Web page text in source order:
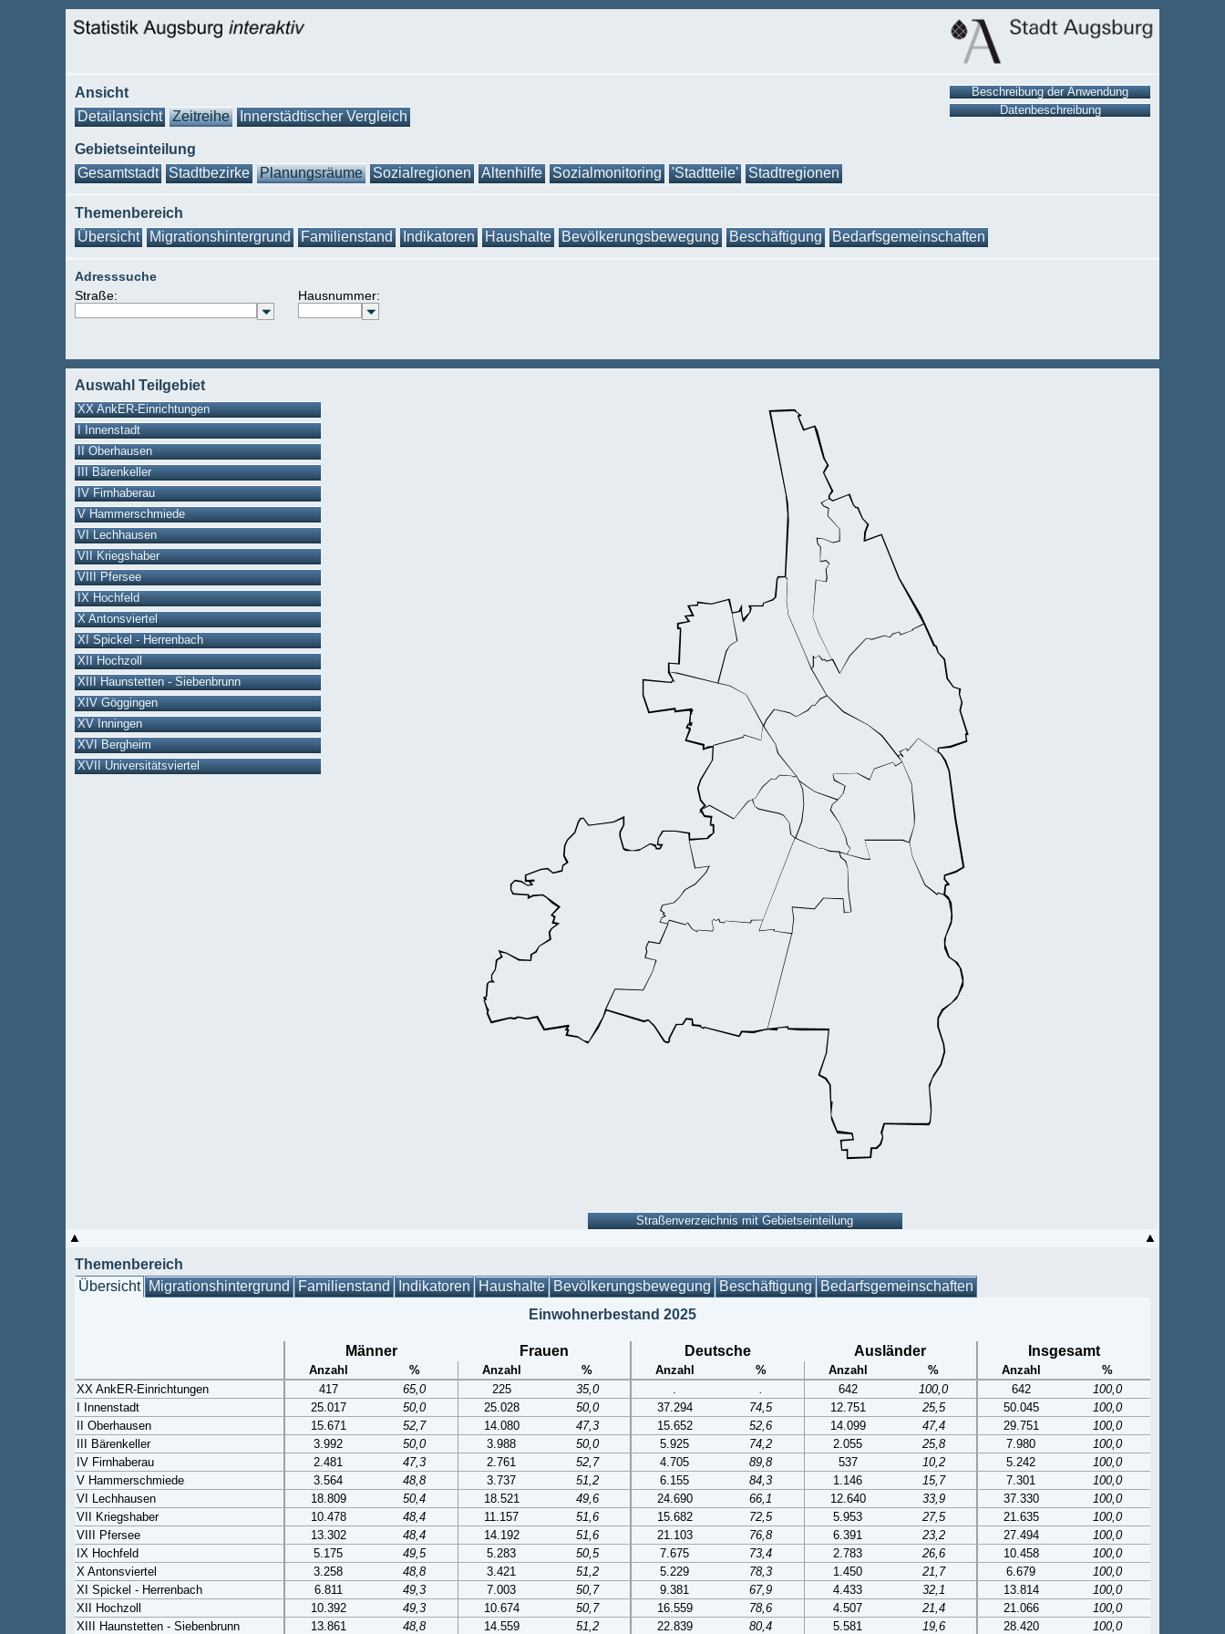
Ansicht
Detailansicht
Zeitreihe Innerstädtischer Vergleich
Gebietseinteilung
Gesamtstadt
Stadtbezirke Planungsräume Sozialregionen Altenhilfe Sozialmonitoring 'Stadtteile' Stadtregionen
Themenbereich
Übersicht
Migrationshintergrund Familienstand Indikatoren Haushalte Bevölkerungsbewegung Beschäftigung Bedarfsgemeinschaften
Adresssuche
Straße:
Hausnummer:
Auswahl Teilgebiet
XX AnkER-Einrichtungen
I Innenstadt
II Oberhausen
III Bärenkeller
IV Firnhaberau
V Hammerschmiede
VI Lechhausen
VII Kriegshaber
VIII Pfersee
IX Hochfeld
X Antonsviertel
XI Spickel - Herrenbach
XII Hochzoll
XIII Haunstetten - Siebenbrunn
XIV Göggingen
XV Inningen
XVI Bergheim
XVII Universitätsviertel
Themenbereich
Übersicht Migrationshintergrund Familienstand Indikatoren Haushalte Bevölkerungsbewegung Beschäftigung Bedarfsgemeinschaften
Einwohnerbestand 2025
Männer Frauen Deutsche Ausländer Insgesamt
Anzahl % Anzahl % Anzahl % Anzahl % Anzahl
%
XX AnkER-Einrichtungen
417 65,0 225 35,0 . . 642 100,0 642
100,0
I Innenstadt
25.017 50,0 25.028 50,0 37.294 74,5 12.751 25,5 50.045
100,0
II Oberhausen
15.671 52,7 14.080 47,3 15.652 52,6 14.099 47,4 29.751
100,0
III Bärenkeller
3.992 50,0 3.988 50,0 5.925 74,2 2.055 25,8 7.980
100,0
IV Firnhaberau
2.481 47,3 2.761 52,7 4.705 89,8 537 10,2 5.242
100,0
V Hammerschmiede
3.564 48,8 3.737 51,2 6.155 84,3 1.146 15,7 7.301
100,0
VI Lechhausen
18.809 50,4 18.521 49,6 24.690 66,1 12.640 33,9 37.330
100,0
VII Kriegshaber
10.478 48,4 11.157 51,6 15.682 72,5 5.953 27,5 21.635
100,0
VIII Pfersee
13.302 48,4 14.192 51,6 21.103 76,8 6.391 23,2 27.494
100,0
IX Hochfeld
5.175 49,5 5.283 50,5 7.675 73,4 2.783 26,6 10.458
100,0
X Antonsviertel
3.258 48,8 3.421 51,2 5.229 78,3 1.450 21,7 6.679
100,0
XI Spickel - Herrenbach
6.811 49,3 7.003 50,7 9.381 67,9 4.433 32,1 13.814
100,0
XII Hochzoll
10.392 49,3 10.674 50,7 16.559 78,6 4.507 21,4 21.066
100,0
XIII Haunstetten - Siebenbrunn
13.861 48,8 14.559 51,2 22.839 80,4 5.581 19,6 28.420 100,0